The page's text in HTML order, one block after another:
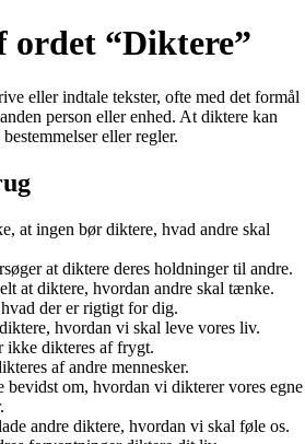
ordet “Diktere”
eller indtale tekster, ofte med det formål
person eller enhed. At diktere kan
eller regler.
at ingen bør diktere, hvad andre skal
at diktere deres holdninger til andre.
at diktere, hvordan andre skal tænke.
der er rigtigt for dig.
hvordan vi skal leve vores liv.
ikke dikteres af frygt.
af andre mennesker.
om, hvordan vi dikterer vores egne
andre diktere, hvordan vi skal føle os.